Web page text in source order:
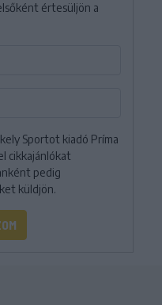
értesüljön a
Sportot kiadó Príma
cikkajánlókat
pedig
küldjön.